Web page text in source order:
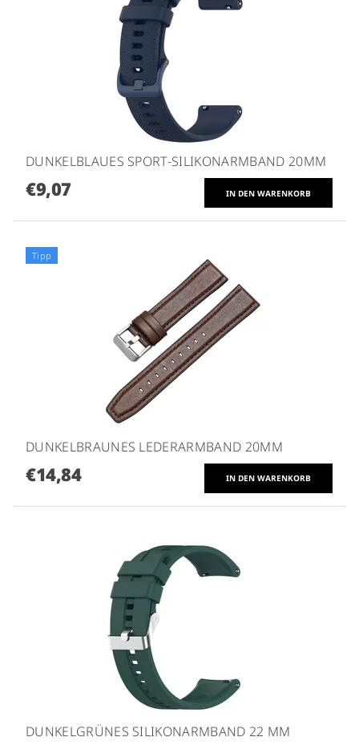
DUNKELBLAUES SPORT-SILIKONARMBAND 20MM
€9,07
Tipp
DUNKELBRAUNES LEDERARMBAND 20MM
€14,84
DUNKELGRÜNES SILIKONARMBAND 22 MM